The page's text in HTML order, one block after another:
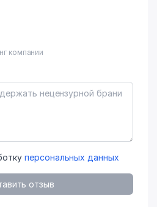
компании
персональных данных
отзыв